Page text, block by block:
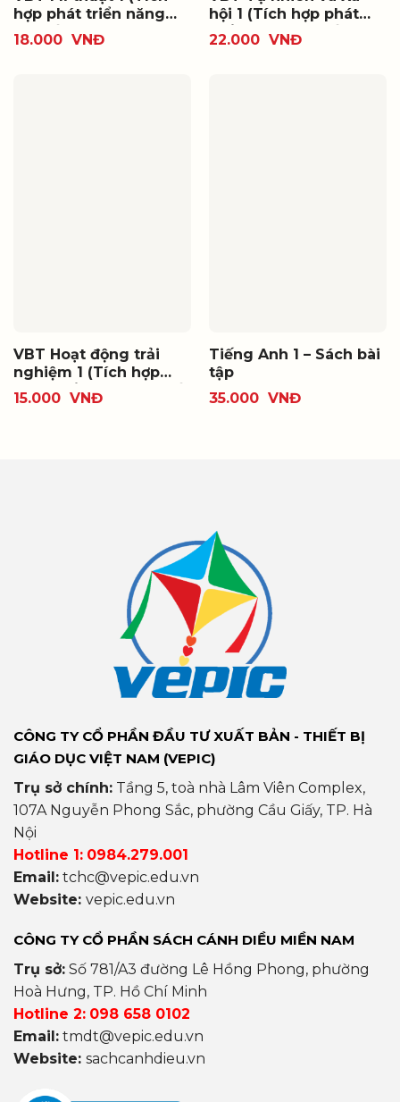
hợp phát triển năng
lực số)
18.000 VNĐ
hội 1 (Tích hợp phát
triển năng lực số)
22.000 VNĐ
VBT Hoạt động trải
nghiệm 1 (Tích hợp
phát triển năng lực số)
15.000 VNĐ
Tiếng Anh 1 – Sách bài
tập
35.000 VNĐ
CÔNG TY CỔ PHẦN ĐẦU TƯ XUẤT BẢN - THIẾT BỊ
GIÁO DỤC VIỆT NAM (VEPIC)
Trụ sở chính: Tầng 5, toà nhà Lâm Viên Complex,
107A Nguyễn Phong Sắc, phường Cầu Giấy, TP. Hà
Nội
Hotline 1: 0984.279.001
Email: tchc@vepic.edu.vn
Website: vepic.edu.vn
CÔNG TY CỔ PHẦN SÁCH CÁNH DIỀU MIỀN NAM
Trụ sở: Số 781/A3 đường Lê Hồng Phong, phường
Hoà Hưng, TP. Hồ Chí Minh
Hotline 2: 098 658 0102
Email: tmdt@vepic.edu.vn
Website: sachcanhdieu.vn